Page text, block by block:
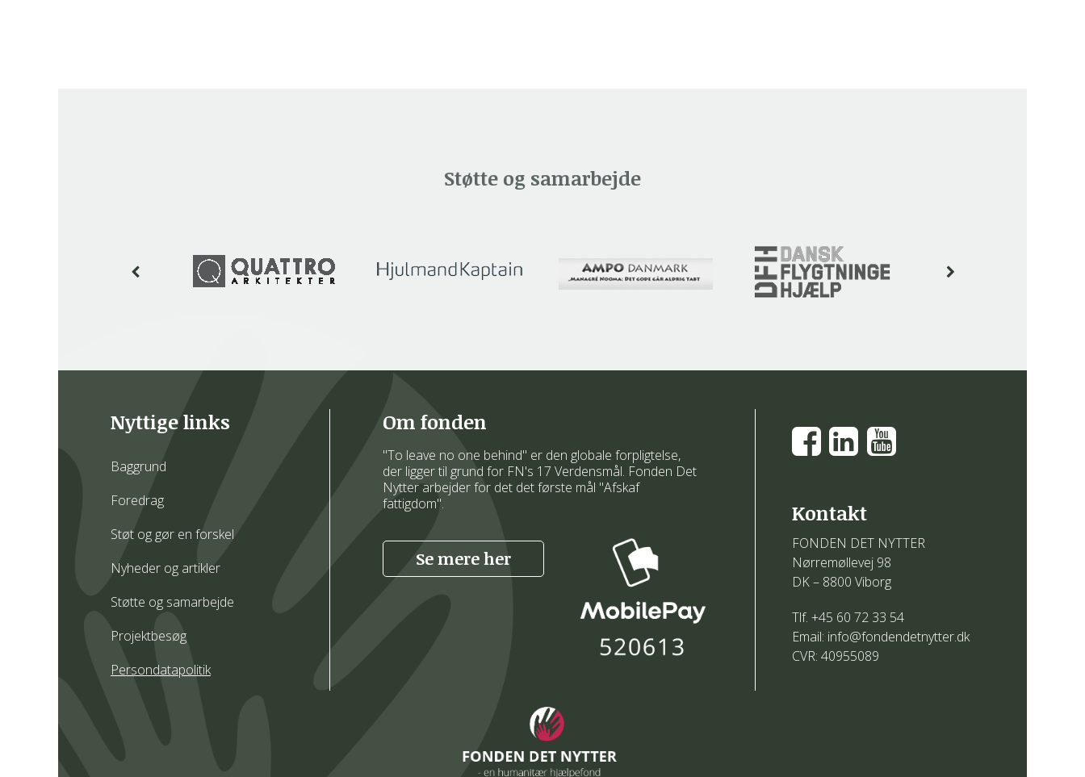
Støtte og samarbejde
Nyttige links
Baggrund
Foredrag
Støt og gør en forskel
Nyheder og artikler
Støtte og samarbejde
Projektbesøg
Persondatapolitik
Om fonden
"To leave no one behind" er den globale forpligtelse,
der ligger til grund for FN's 17 Verdensmål. Fonden Det
Nytter arbejder for det det første mål "Afskaf
fattigdom".
Se mere her
Kontakt
FONDEN DET NYTTER
Nørremøllevej 98
DK – 8800 Viborg
Tlf. +45 60 72 33 54
Email: info@fondendetnytter.dk
CVR: 40955089